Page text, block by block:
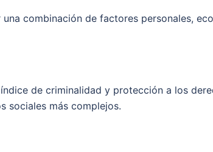
combinación de factores personales,
de criminalidad y protección a los
sociales más complejos.